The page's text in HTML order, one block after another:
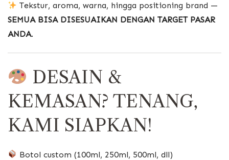
Tekstur, aroma, warna, hingga positioning brand —
SEMUA BISA DISESUAIKAN DENGAN TARGET PASAR
ANDA.
DESAIN &
KEMASAN? TENANG,
KAMI SIAPKAN!
Botol custom (100ml, 250ml, 500ml, dll)